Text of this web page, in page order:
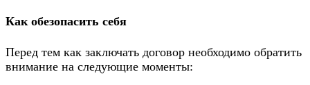
Как обезопасить себя
Перед тем как заключать договор необходимо обратить
внимание на следующие моменты: